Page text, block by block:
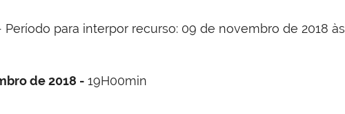
Período para interpor recurso: 09 de novembro de 2018
de 2018 - 19H00min